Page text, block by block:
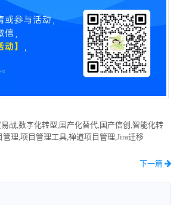
战,数字化转型,国产化替代,国产信创,智能化转
管理,项目管理工具,禅道项目管理,Jira迁移
下一篇